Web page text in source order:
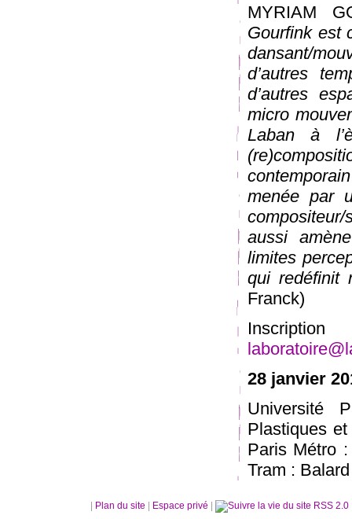
MYRIAM
Gourfink est
dansant/
d’autres
d’autres
micro
Laban à
menée par
aussi
limites
qui redéfinit
Franck)
28 janvier
Université
Plastiques
Paris Métro
Tram :
Plan du site Espace privé RSS 2.0